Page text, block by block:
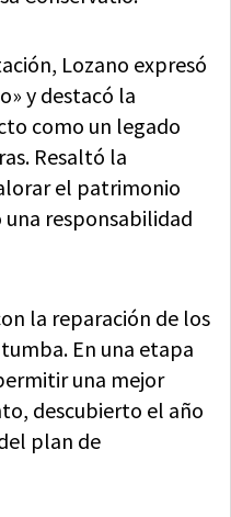
Lozano expresó
y destacó la
como un legado
Resaltó la
el patrimonio
responsabilidad
la reparación de los
En una etapa
una mejor
descubierto el año
plan de